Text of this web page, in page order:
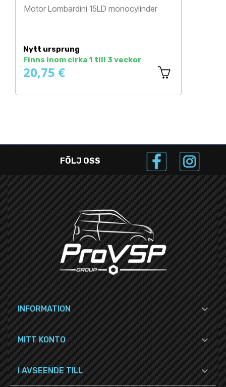
Motor Lombardini 15LD monocylinder
Nytt ursprung
Finns inom cirka 1 till 3 veckor
20,75 €
FÖLJ OSS
INFORMATION 
MITT KONTO 
I AVSEENDE TILL 